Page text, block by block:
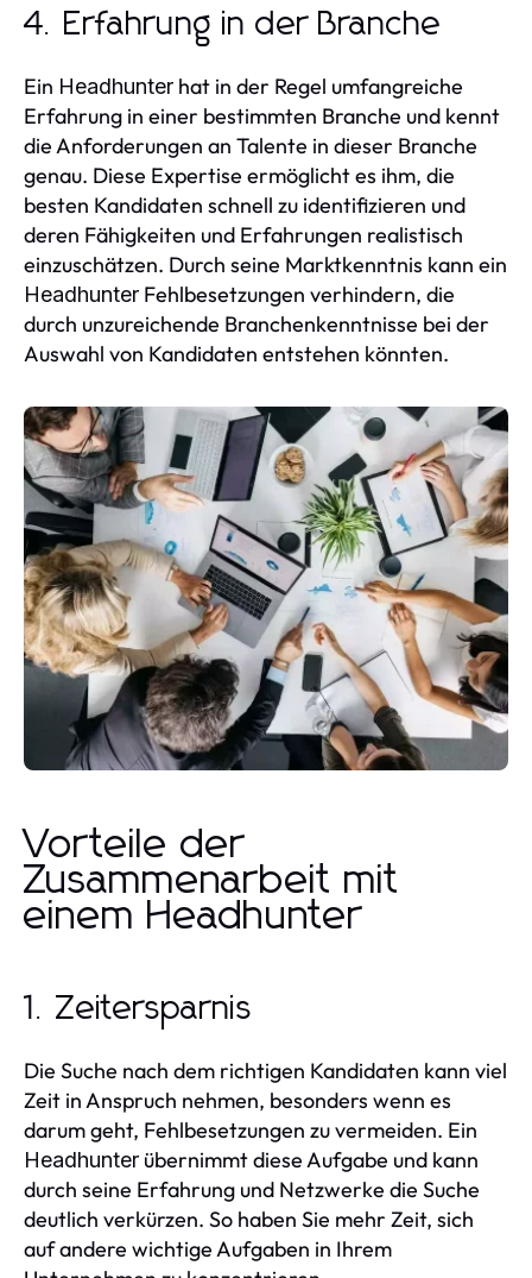
4. Erfahrung in der Branche
Ein Headhunter hat in der Regel umfangreiche
Erfahrung in einer bestimmten Branche und kennt
die Anforderungen an Talente in dieser Branche
genau. Diese Expertise ermöglicht es ihm, die
besten Kandidaten schnell zu identifizieren und
deren Fähigkeiten und Erfahrungen realistisch
einzuschätzen. Durch seine Marktkenntnis kann ein
Headhunter Fehlbesetzungen verhindern, die
durch unzureichende Branchenkenntnisse bei der
Auswahl von Kandidaten entstehen könnten.
Vorteile der
Zusammenarbeit mit
einem Headhunter
1. Zeitersparnis
Die Suche nach dem richtigen Kandidaten kann viel
Zeit in Anspruch nehmen, besonders wenn es
darum geht, Fehlbesetzungen zu vermeiden. Ein
Headhunter übernimmt diese Aufgabe und kann
durch seine Erfahrung und Netzwerke die Suche
deutlich verkürzen. So haben Sie mehr Zeit, sich
auf andere wichtige Aufgaben in Ihrem